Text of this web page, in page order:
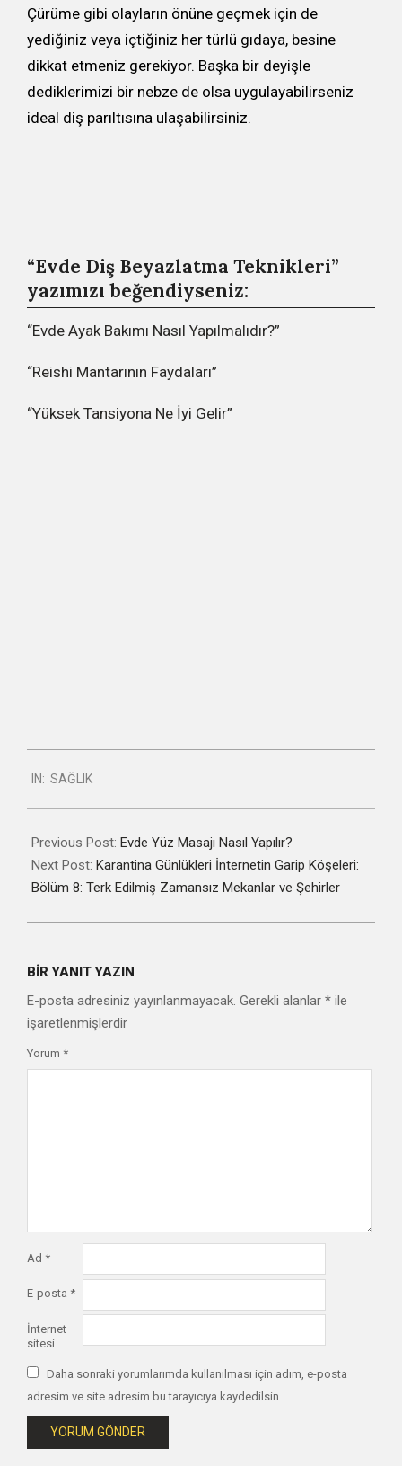
Çürüme gibi olayların önüne geçmek için de
yediğiniz veya içtiğiniz her türlü gıdaya, besine
dikkat etmeniz gerekiyor. Başka bir deyişle
dediklerimizi bir nebze de olsa uygulayabilirseniz
ideal diş parıltısına ulaşabilirsiniz.
“Evde Diş Beyazlatma Teknikleri”
yazımızı beğendiyseniz:
“Evde Ayak Bakımı Nasıl Yapılmalıdır?”
“Reishi Mantarının Faydaları”
“Yüksek Tansiyona Ne İyi Gelir”
02-
08
IN: SAĞLIK
Previous Post: Evde Yüz Masajı Nasıl Yapılır?
Next Post: Karantina Günlükleri İnternetin Garip Köşeleri:
Bölüm 8: Terk Edilmiş Zamansız Mekanlar ve Şehirler
BIR YANIT YAZIN
E-posta adresiniz yayınlanmayacak. Gerekli alanlar * ile
işaretlenmişlerdir
Yorum *
Ad *
E-posta *
İnternet
sitesi
Daha sonraki yorumlarımda kullanılması için adım, e-posta
adresim ve site adresim bu tarayıcıya kaydedilsin.